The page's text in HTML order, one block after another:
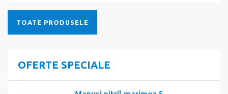
TOATE PRODUSELE
OFERTE SPECIALE